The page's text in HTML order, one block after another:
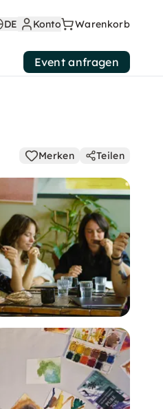
DE Konto Warenkorb
Event anfragen
Merken Teilen